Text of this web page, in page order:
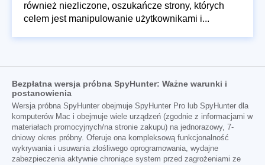
również niezliczone, oszukańcze strony, których
celem jest manipulowanie użytkownikami i...
Bezpłatna wersja próbna SpyHunter: Ważne warunki i
postanowienia
Wersja próbna SpyHunter obejmuje SpyHunter Pro lub SpyHunter dla
komputerów Mac i obejmuje wiele urządzeń (zgodnie z informacjami w
materiałach promocyjnych/na stronie zakupu) na jednorazowy, 7-
dniowy okres próbny. Oferuje ona kompleksową funkcjonalność
wykrywania i usuwania złośliwego oprogramowania, wydajne
zabezpieczenia aktywnie chroniące system przed zagrożeniami ze